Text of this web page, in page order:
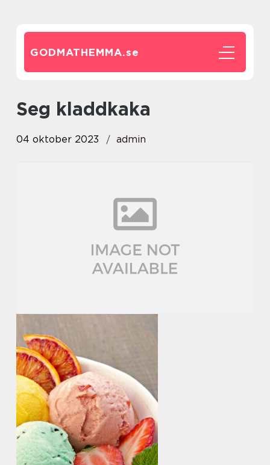
GODMATHEMMA.se
seg kladdkaka
04 oktober 2023 admin